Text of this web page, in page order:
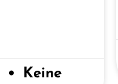
Keine